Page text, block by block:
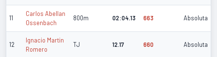
11
Carlos Abellan
Ossenbach
800m 02:04.13 663 Absoluta
12
Ignacio Martin
Romero
TJ 12.17 660 Absoluta